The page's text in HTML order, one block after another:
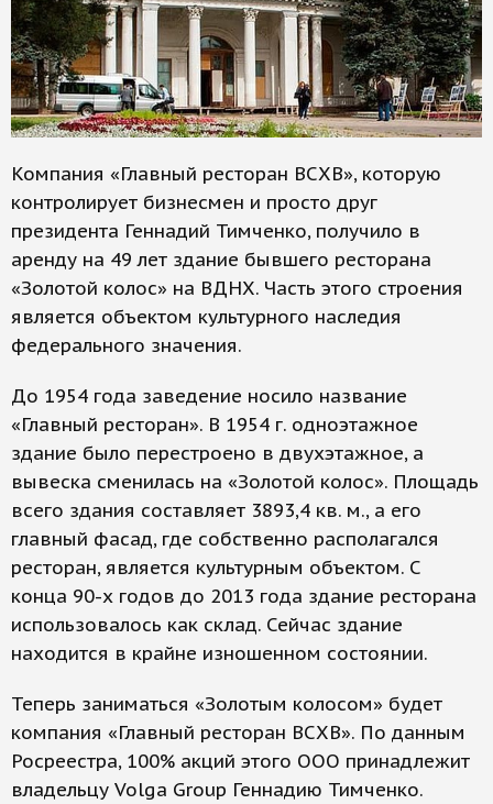
Компания «Главный ресторан ВСХВ», которую
контролирует бизнесмен и просто друг
президента Геннадий Тимченко, получило в
аренду на 49 лет здание бывшего ресторана
«Золотой колос» на ВДНХ. Часть этого строения
является объектом культурного наследия
федерального значения.
До 1954 года заведение носило название
«Главный ресторан». В 1954 г. одноэтажное
здание было перестроено в двухэтажное, а
вывеска сменилась на «Золотой колос». Площадь
всего здания составляет 3893,4 кв. м., а его
главный фасад, где собственно располагался
ресторан, является культурным объектом. С
конца 90-х годов до 2013 года здание ресторана
использовалось как склад. Сейчас здание
находится в крайне изношенном состоянии.
Теперь заниматься «Золотым колосом» будет
компания «Главный ресторан ВСХВ». По данным
Росреестра, 100% акций этого ООО принадлежит
владельцу Volga Group Геннадию Тимченко.